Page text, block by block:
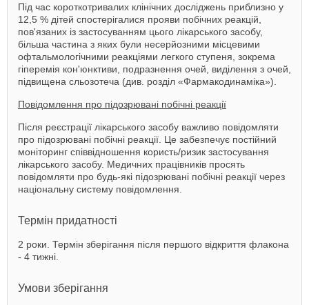
Під час короткотривалих клінічних досліджень приблизно у
12,5 % дітей спостерігалися прояви побічних реакцій,
пов'язаних із застосуванням цього лікарського засобу,
більша частина з яких були несерйозними місцевими
офтальмологічними реакціями легкого ступеня, зокрема
гіперемія кон'юнктиви, подразнення очей, виділення з очей,
підвищена сльозотеча (див. розділ «Фармакодинаміка»).
Повідомлення про підозрювані побічні реакції
Після реєстрації лікарського засобу важливо повідомляти
про підозрювані побічні реакції. Це забезпечує постійний
моніторинг співвідношення користь/ризик застосування
лікарського засобу. Медичних працівників просять
повідомляти про будь-які підозрювані побічні реакції через
національну систему повідомлення.
Термін придатності
2 роки. Термін зберігання після першого відкриття флакона
- 4 тижні.
Умови зберігання